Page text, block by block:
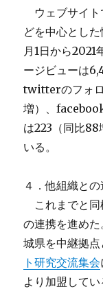
ウェブサイト
どを中心とし
月1日から
ージビューは
twitterのフォ
増）、
は223（同比88
いる。
４．他組織と
これまでと同
の連携を進め
城県を中継拠
ト研究交流集会
より加盟して